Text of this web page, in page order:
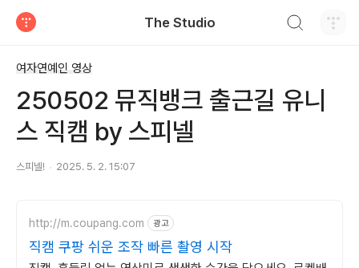
The Studio
여자연예인 영상
250502 뮤직뱅크 출근길 유니
스 직캠 by 스피넬
스피넬! 2025. 5. 2. 15:07
http://m.coupang.com 광고
직캠 쿠팡 쉬운 조작 빠른 촬영 시작